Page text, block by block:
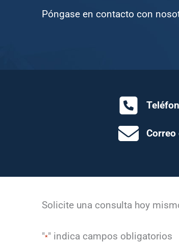
Póngase en contacto con
Solicite una consulta hoy
"*" indica campos obligatorios